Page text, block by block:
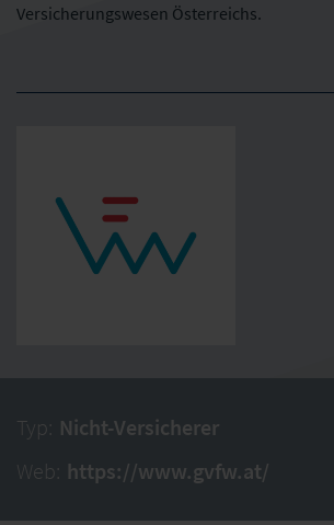
Versicherungswesen Österreichs.
Typ: Nicht-Versicherer
Web: https://www.gvfw.at/